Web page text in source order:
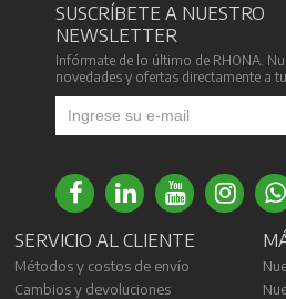
SUSCRÍBETE A NUESTRO
NEWSLETTER
Infórmate de lo último de RHONA.
novedades y ofertas directamente a
SERVICIO AL CLIENTE
Métodos y costos de envío
Cambios y devoluciones